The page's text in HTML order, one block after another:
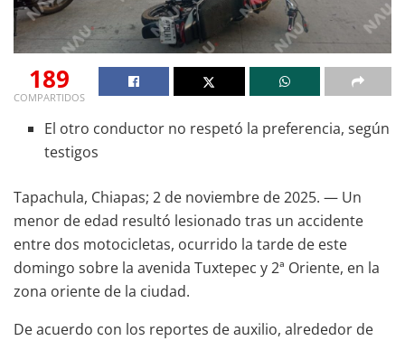
189
COMPARTIDOS
El otro conductor no respetó la preferencia, según
testigos
Tapachula, Chiapas; 2 de noviembre de 2025. — Un
menor de edad resultó lesionado tras un accidente
entre dos motocicletas, ocurrido la tarde de este
domingo sobre la avenida Tuxtepec y 2ª Oriente, en la
zona oriente de la ciudad.
De acuerdo con los reportes de auxilio, alrededor de